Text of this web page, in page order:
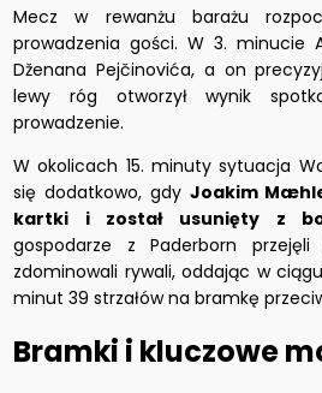
Mecz w rewanżu barażu
prowadzenia gości. W 3. minucie
Dženana Pejčinovića, a on
lewy róg otworzył wynik
prowadzenie.
W okolicach 15. minuty sytuacja
się dodatkowo, gdy Joakim
kartki i został usunięty z
gospodarze z Paderborn
zdominowali rywali, oddając w
minut 39 strzałów na bramkę
Bramki i kluczowe